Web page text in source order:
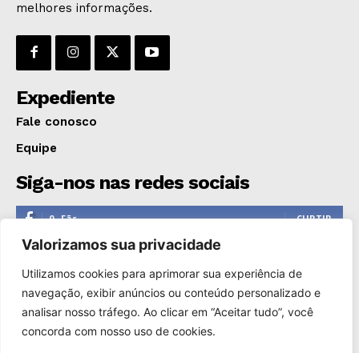
Valorizamos sua privacidade
Utilizamos cookies para aprimorar sua experiência de
navegação, exibir anúncios ou conteúdo personalizado e
analisar nosso tráfego. Ao clicar em “Aceitar tudo”, você
concorda com nosso uso de cookies.
melhores informações.
Expediente
Fale conosco
Equipe
Siga-nos nas redes sociais
0 Fãs CURTIR
0 Seguidores
1,110 Seguidores SEGUIR
0 Inscritos INSCREVER